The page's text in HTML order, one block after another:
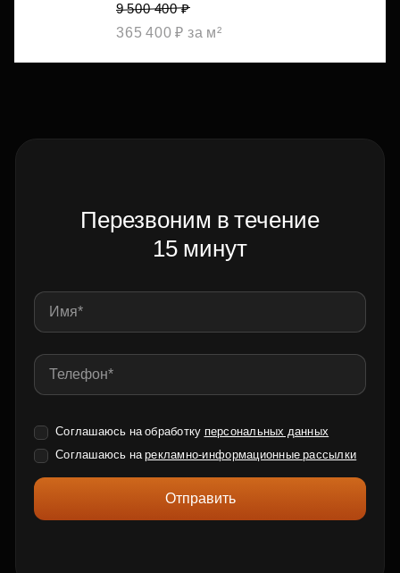
9 500 400 ₽
365 400 ₽ за м²
Перезвоним в течение
15 минут
Соглашаюсь на обработку персональных данных
Соглашаюсь нарекламно-информационные рассылки
Отправить